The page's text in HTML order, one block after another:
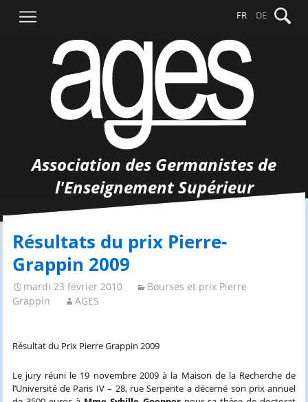
contenu
FR DE
Association des Germanistes de
l'Enseignement Supérieur
Résultats du prix Pierre-
Grappin 2009
mardi 23 février 2010
Bourses et prix Pierre
Grappin
AGES
Résultat du Prix Pierre Grappin 2009
Le jury réuni le 19 novembre 2009 à la Maison de la Recherche de
l’Université de Paris IV – 28, rue Serpente a décerné son prix annuel